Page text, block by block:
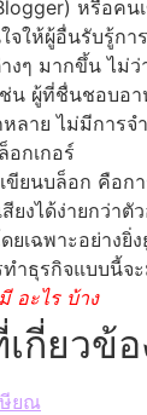
หรือคน
จให้ผู้อื่นรับรู้ก
งๆ มากขึ้น ไม่
น ผู้ที่ชื่นชอบอา
หลาย ไม่มีการ
อกเกอร์
ขียนบล็อก คือก
ยงได้ง่ายกว่า
ยเฉพาะอย่างยิ่
ทำธุรกิจแบบนี้จ
อะไร บ้าง
กี่ยวข้อ
ยณ